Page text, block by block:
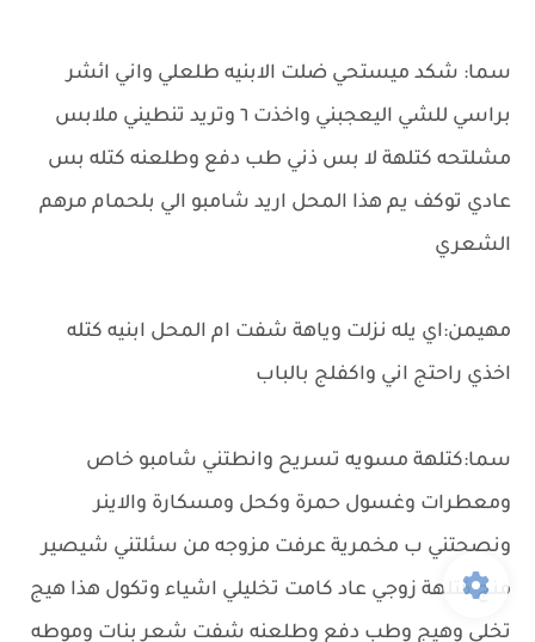
سما: شكد ميستحي ضلت الابنيه طلعلي واني ائشر
براسي للشي اليعجبني واخذت ٦ وتريد تنطيني ملابس
مشلتحه كتلهة لا بس ذني طب دفع وطلعنه كتله بس
عادي توكف يم هذا المحل اريد شامبو الي بلحمام مرهم
الشعري
مهيمن:اي يله نزلت وياهة شفت ام المحل ابنيه كتله
اخذي راحتج اني واكفلج بالباب
سما:كتلهة مسويه تسريح وانطتني شامبو خاص
ومعطرات وغسول حمرة وكحل ومسكارة والاينر
ونصحتني ب مخمرية عرفت مزوجه من سئلتني شيصير
منج كتلهة زوجي عاد كامت تخليلي اشياء وتكول هذا هيج
تخلي وهيج وطب دفع وطلعنه شفت شعر بنات وموطه